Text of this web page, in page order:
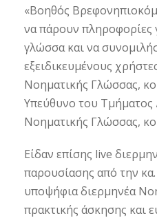
«Βοηθός
να πάρουν πληροφορίες
γλώσσα και να
εξειδικευμένους
Νοηματικής Γλώσσας,
Υπεύθυνο του Τμήματος
Νοηματικής Γλώσσας,
Είδαν επίσης live
παρουσίασης από την
υποψήφια διερμηνέα
πρακτικής άσκησης και